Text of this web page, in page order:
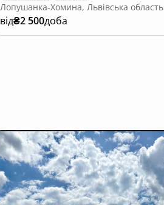
Лопушанка-Хомина, Львівська область
від₴2 500доба